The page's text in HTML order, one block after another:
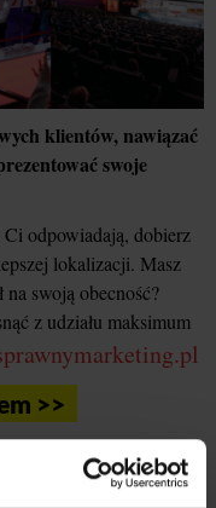
klientów, nawiązać
swoje
odpowiadają, dobierz
lokalizacji. Masz
na swoją obecność?
z udziału maksimum
>>